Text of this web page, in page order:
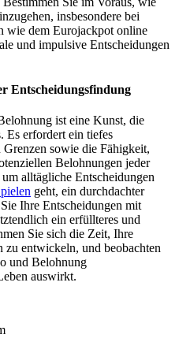
insbesondere bei
wie dem Eurojackpot online
und impulsive Entscheidungen
Entscheidungsfindung
ist eine Kunst, die
Es erfordert ein tiefes
sowie die Fähigkeit,
Belohnungen jeder
alltägliche Entscheidungen
geht, ein durchdachter
Ihre Entscheidungen mit
ein erfüllteres und
Sie sich die Zeit, Ihre
zu entwickeln, und beobachten
und Belohnung
auswirkt.